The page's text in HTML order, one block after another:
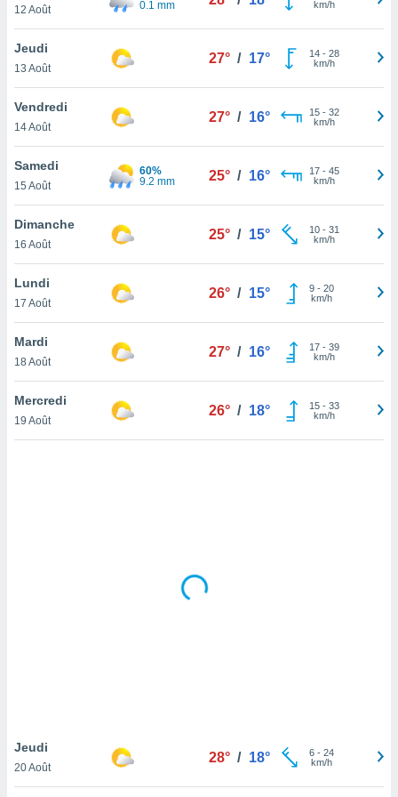
au
vous
de
ou
de
le
ainsi
un
la
du
les
12 Août
0.1 mm
km/h
Jeudi
13 Août
27° / 17° 14- 28
km/h
Vendredi
14 Août
27° / 16° 15- 32
km/h
Samedi
15 Août
60%
9.2 mm
25° / 16° 17- 45
km/h
Dimanche
16 Août
25° / 15° 10- 31
km/h
Lundi
17 Août
26° / 15° 9- 20
km/h
Mardi
18 Août
27° / 16° 17- 39
km/h
Mercredi
19 Août
26° / 18° 15- 33
km/h
Jeudi
20 Août
28° / 18° 6- 24
km/h